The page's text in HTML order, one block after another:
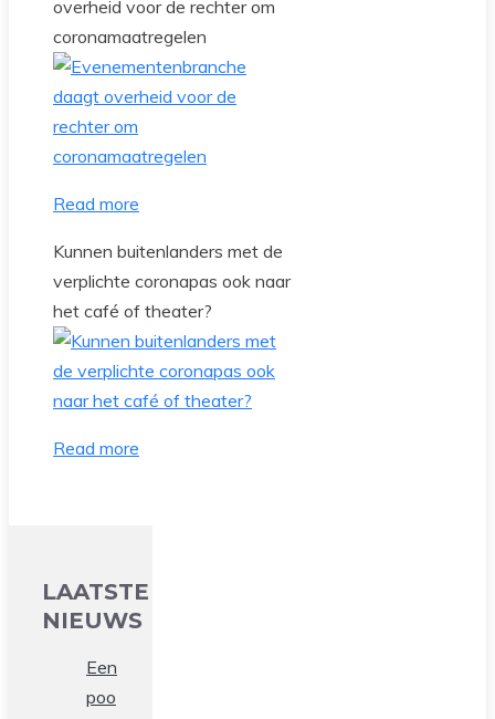
overheid voor de rechter om
coronamaatregelen
Read more
Kunnen buitenlanders met de
verplichte coronapas ook naar
het café of theater?
Read more
LAATSTE
NIEUWS
Een
poo